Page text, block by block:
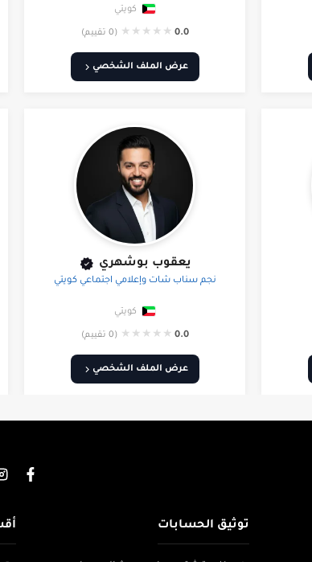
كويتي
0.0
★
★
★
★
★ (0 تقييم)
عرض الملف الشخصي
يعقوب بوشهري
نجم سناب شات وإعلامي اجتماعي كويتي
كويتي
0.0
★
★
★
★
★ (0 تقييم)
عرض الملف الشخصي
توثيق الحسابات